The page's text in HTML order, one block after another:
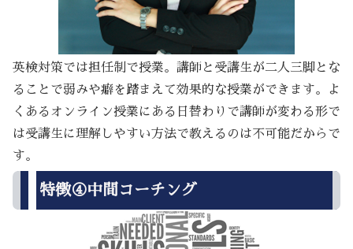
英検対策では担任制で授業。講師と受講生が二人三脚とな
ることで弱みや癖を踏まえて効果的な授業ができます。よ
くあるオンライン授業にある日替わりで講師が変わる形で
は受講生に理解しやすい方法で教えるのは不可能だからで
す。
特徴④中間コーチング